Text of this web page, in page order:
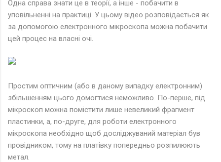
Одна справа знати це в теорії, а інше - побачити в
уповільненні на практиці. У цьому відео розповідається як
за допомогою електронного мікроскопа можна побачити
цей процес на власні очі.
Простим оптичним (або в даному випадку електронним)
збільшенням цього домогтися неможливо. По-перше, під
мікроскоп можна помістити лише невеликий фрагмент
пластинки, а, по-друге, для роботи електронного
мікроскопа необхідно щоб досліджуваний матеріал був
провідником, тому на платівку попередньо розпилюють
метал.